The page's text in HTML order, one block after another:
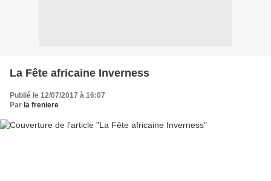
La Fête africaine Inverness
Publié le 12/07/2017 à 16:07
Par la freniere